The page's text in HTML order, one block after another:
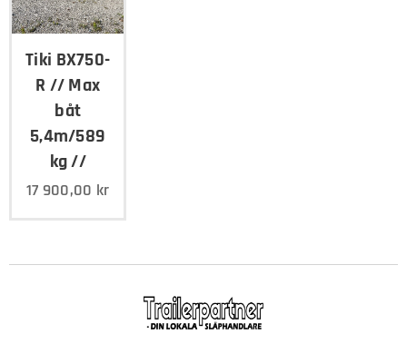
Tiki BX750-
R // Max
båt
5,4m/589
kg //
17 900,00 kr